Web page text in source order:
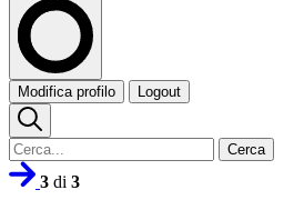
Modifica profilo Logout
Cerca
3 di 3